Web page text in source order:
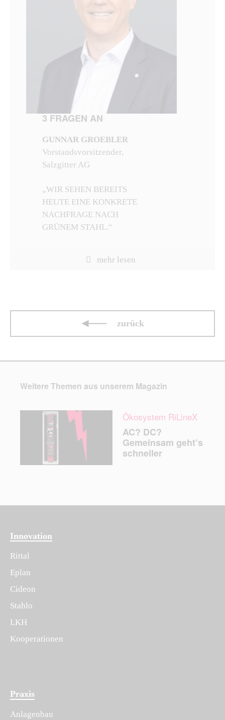
3 FRAGEN AN
GUNNAR GROEBLER
Vorstandsvorsitzender,
Salzgitter AG
„WIR SEHEN BEREITS
HEUTE EINE KONKRETE
NACHFRAGE NACH
GRÜNEM STAHL.“
zurück
Weitere Themen aus unserem Magazin
Ökosystem RiLineX
AC? DC?
Gemeinsam geht’s
schneller
Innovation
Rittal
Eplan
Cideon
Stahlo
LKH
Kooperationen
Praxis
Anlagenbau